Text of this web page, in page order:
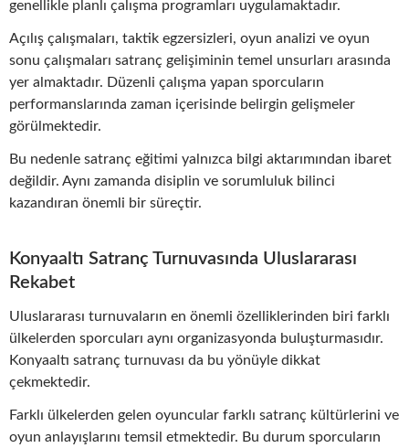
genellikle planlı çalışma programları uygulamaktadır.
Açılış çalışmaları, taktik egzersizleri, oyun analizi ve oyun
sonu çalışmaları satranç gelişiminin temel unsurları arasında
yer almaktadır. Düzenli çalışma yapan sporcuların
performanslarında zaman içerisinde belirgin gelişmeler
görülmektedir.
Bu nedenle satranç eğitimi yalnızca bilgi aktarımından ibaret
değildir. Aynı zamanda disiplin ve sorumluluk bilinci
kazandıran önemli bir süreçtir.
Konyaaltı Satranç Turnuvasında Uluslararası
Rekabet
Uluslararası turnuvaların en önemli özelliklerinden biri farklı
ülkelerden sporcuları aynı organizasyonda buluşturmasıdır.
Konyaaltı satranç turnuvası da bu yönüyle dikkat
çekmektedir.
Farklı ülkelerden gelen oyuncular farklı satranç kültürlerini ve
oyun anlayışlarını temsil etmektedir. Bu durum sporcuların